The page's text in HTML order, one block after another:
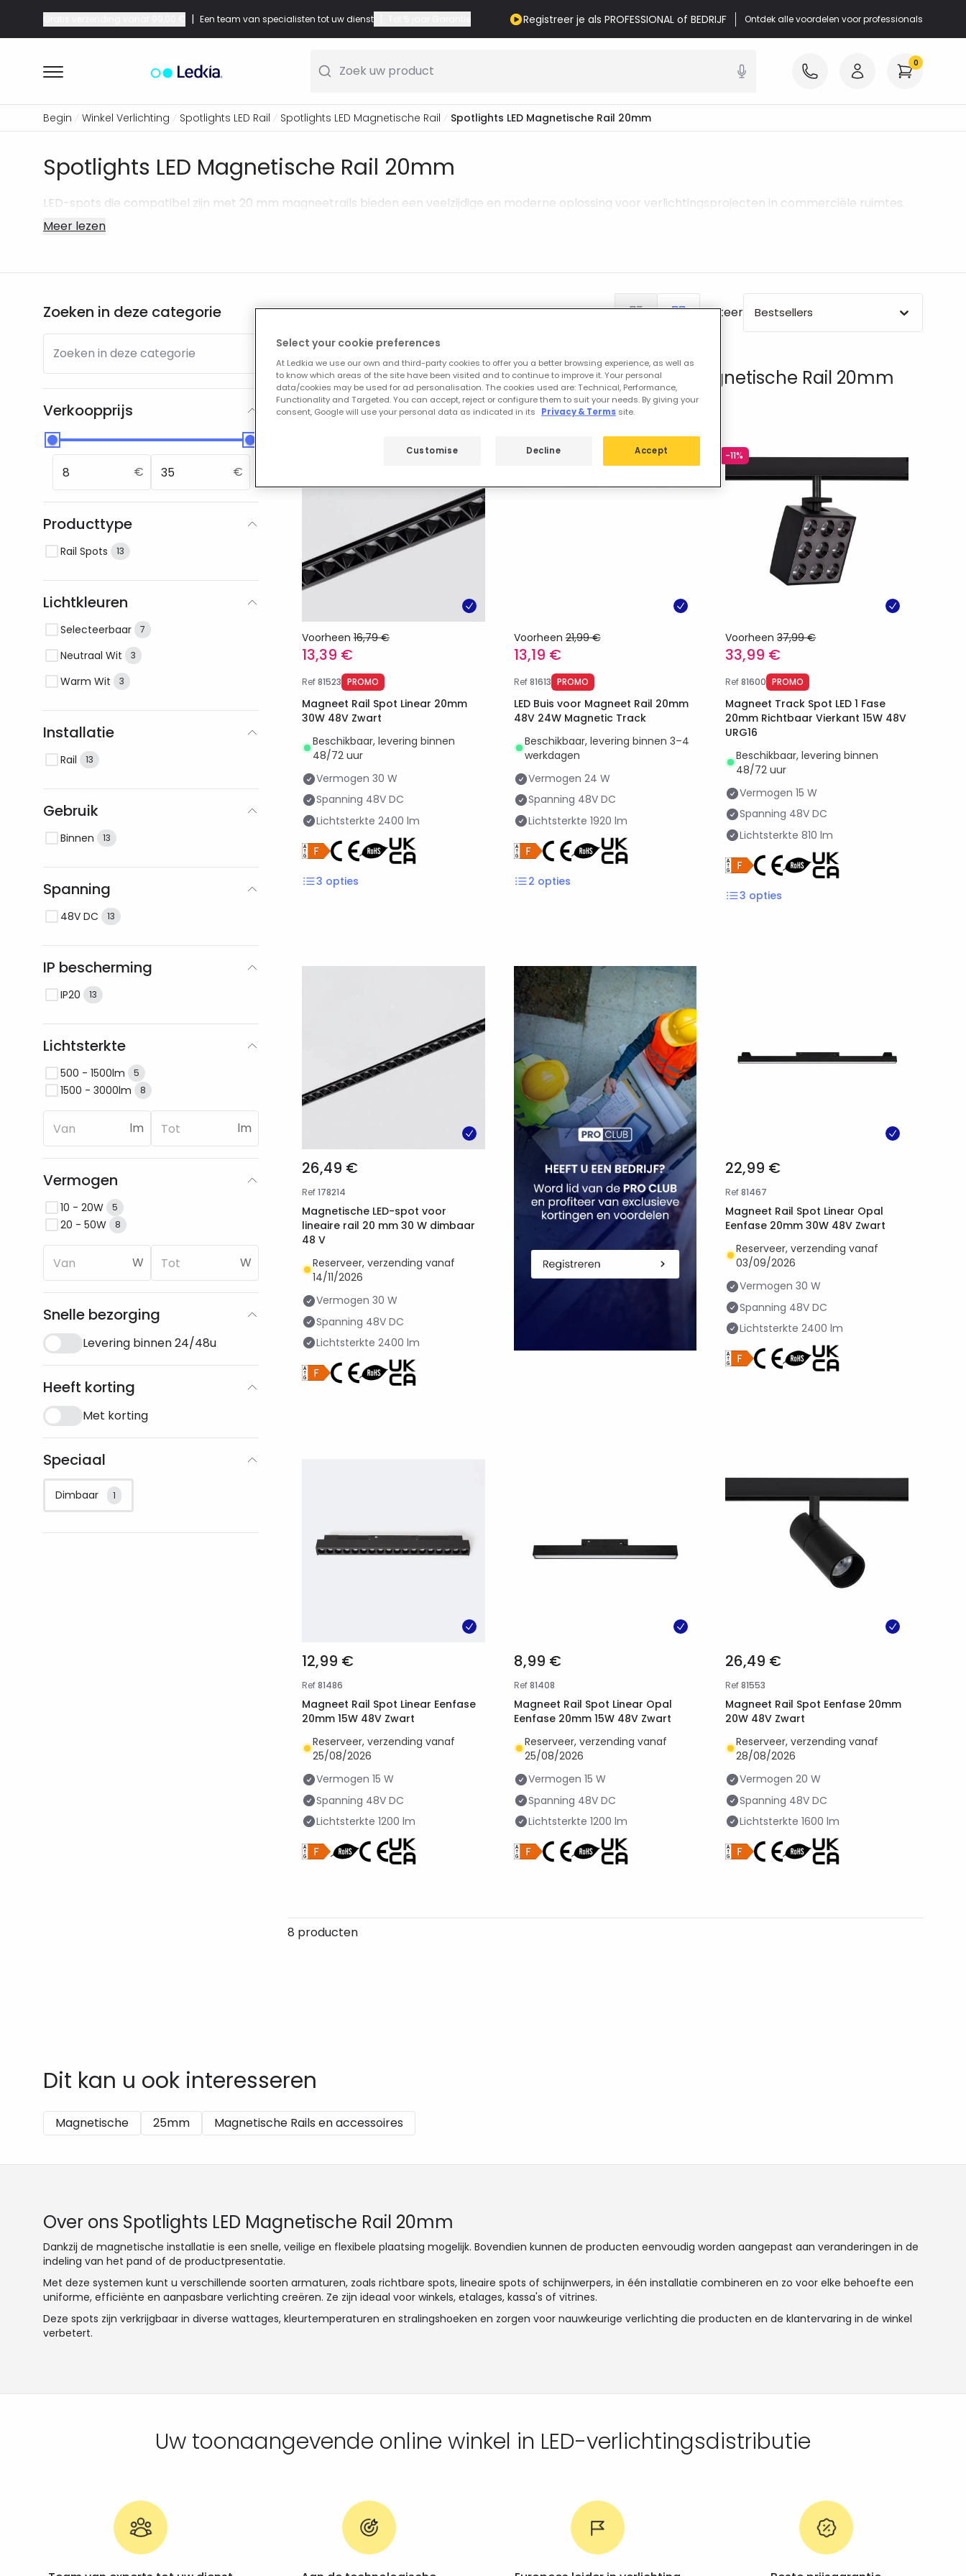
| Een team van specialisten tot uw dienst Registreer je als PROFESSIONAL of BEDRIJF Ontdek alle voordelen voor professionals
Zoek uw product 0
Begin Winkel Verlichting Spotlights LED Rail Spotlights LED Magnetische Rail Spotlights LED Magnetische Rail 20mm
Spotlights LED Magnetische Rail 20mm
LED-spots die compatibel zijn met 20 mm magneetrails bieden een veelzijdige en moderne oplossing voor verlichtingsprojecten in commerciële ruimtes.
Meer lezen
Zoeken in deze categorie
Zoeken in deze categorie
Verkoopprijs
€ €
Producttype
Rail Spots 13
Lichtkleuren
Selecteerbaar 7
Neutraal Wit 3
Warm Wit 3
Installatie
Rail 13
Gebruik
Binnen 13
Spanning
48V DC 13
IP bescherming
IP20 13
Lichtsterkte
500 - 1500lm 5
1500 - 3000lm 8
lm lm
Vermogen
10 - 20W 5
20 - 50W 8
W W
Snelle bezorging
Levering binnen 24/48u
Heeft korting
Met korting
Speciaal
Dimbaar 1
8 producten Sorteer Bestsellers
Onze uitgelichte producten van Spotlights LED Magnetische Rail 20mm
Voorheen 16,79 €
13,39 €
Ref81523 PROMO
Magneet Rail Spot Linear 20mm
30W 48V Zwart
Beschikbaar, levering binnen
48/72 uur
Vermogen 30 W
Spanning 48V DC
Lichtsterkte 2400 lm
3 opties
-40%
Voorheen 21,99 €
13,19 €
Ref81613 PROMO
LED Buis voor Magneet Rail 20mm
48V 24W Magnetic Track
Beschikbaar, levering binnen 3–4
werkdagen
Vermogen 24 W
Spanning 48V DC
Lichtsterkte 1920 lm
2 opties
-11%
Voorheen 37,99 €
33,99 €
Ref81600 PROMO
Magneet Track Spot LED 1 Fase
20mm Richtbaar Vierkant 15W 48V
URG16
Beschikbaar, levering binnen
48/72 uur
Vermogen 15 W
Spanning 48V DC
Lichtsterkte 810 lm
3 opties
26,49 €
Ref178214
Magnetische LED-spot voor
lineaire rail 20 mm 30 W dimbaar
48 V
Reserveer, verzending vanaf
14/11/2026
Vermogen 30 W
Spanning 48V DC
Lichtsterkte 2400 lm
22,99 €
Ref81467
Magneet Rail Spot Linear Opal
Eenfase 20mm 30W 48V Zwart
Reserveer, verzending vanaf
03/09/2026
Vermogen 30 W
Spanning 48V DC
Lichtsterkte 2400 lm
12,99 €
Ref81486
Magneet Rail Spot Linear Eenfase
20mm 15W 48V Zwart
Reserveer, verzending vanaf
25/08/2026
Vermogen 15 W
Spanning 48V DC
Lichtsterkte 1200 lm
8,99 €
Ref81408
Magneet Rail Spot Linear Opal
Eenfase 20mm 15W 48V Zwart
Reserveer, verzending vanaf
25/08/2026
Vermogen 15 W
Spanning 48V DC
Lichtsterkte 1200 lm
26,49 €
Ref81553
Magneet Rail Spot Eenfase 20mm
20W 48V Zwart
Reserveer, verzending vanaf
28/08/2026
Vermogen 20 W
Spanning 48V DC
Lichtsterkte 1600 lm
8 producten
Dit kan u ook interesseren
Magnetische 25mm Magnetische Rails en accessoires
Over ons Spotlights LED Magnetische Rail 20mm
Dankzij de magnetische installatie is een snelle, veilige en flexibele plaatsing mogelijk. Bovendien kunnen de producten eenvoudig worden aangepast aan veranderingen in de
indeling van het pand of de productpresentatie.
Met deze systemen kunt u verschillende soorten armaturen, zoals richtbare spots, lineaire spots of schijnwerpers, in één installatie combineren en zo voor elke behoefte een
uniforme, efficiënte en aanpasbare verlichting creëren. Ze zijn ideaal voor winkels, etalages, kassa's of vitrines.
Deze spots zijn verkrijgbaar in diverse wattages, kleurtemperaturen en stralingshoeken en zorgen voor nauwkeurige verlichting die producten en de klantervaring in de winkel
verbetert.
Uw toonaangevende online winkel in LED-verlichtingsdistributie
Select your cookie preferences
At Ledkia we use our own and third-party cookies to offer you a better browsing experience, as well as
to know which areas of the site have been visited and to continue to improve it. Your personal
data/cookies may be used for ad personalisation. The cookies used are: Technical, Performance,
Functionality and Targeted. You can accept, reject or configure them to suit your needs. By giving your
consent, Google will use your personal data as indicated in its
Privacy & Terms site.
Decline Accept
Customise